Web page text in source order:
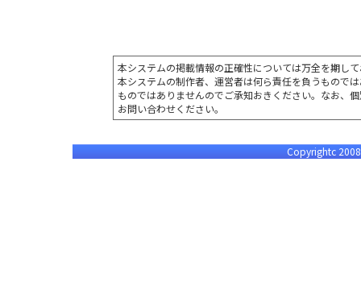
本システムの掲載情報の正確性については万全を期し
本システムの制作者、運営者は何ら責任を負うもので
ものではありませんのでご承知おきください。なお、
お問い合わせください。
Copyrightc 2008